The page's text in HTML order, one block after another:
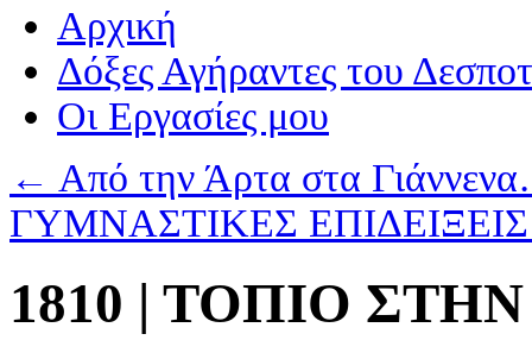
Αρχική
Δόξες Αγήραντες του
Οι Eργασίες μου
← Από την Άρτα στα
ΓΥΜΝΑΣΤΙΚΕΣ
1810 | ΤΟΠΙΟ